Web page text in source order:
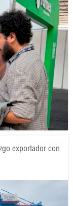
exportador con